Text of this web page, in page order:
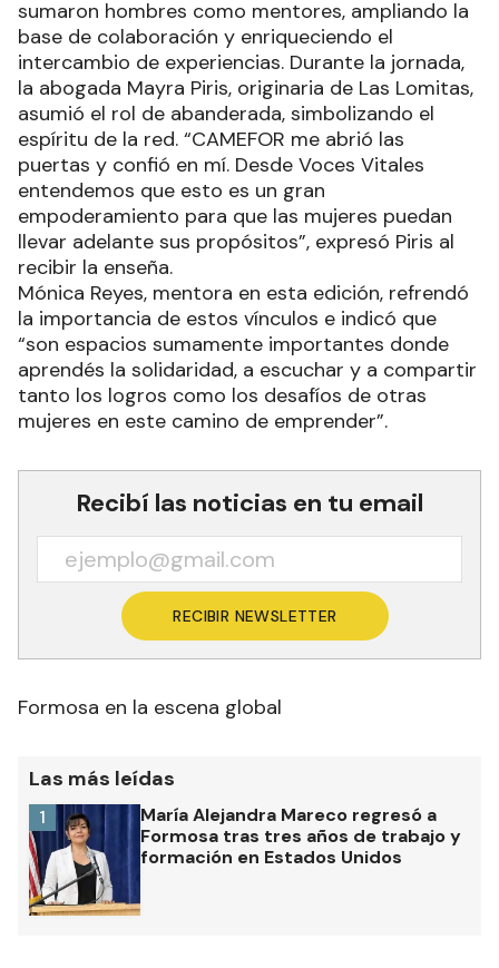
sumaron hombres como mentores, ampliando la
base de colaboración y enriqueciendo el
intercambio de experiencias. Durante la jornada,
la abogada Mayra Piris, originaria de Las Lomitas,
asumió el rol de abanderada, simbolizando el
espíritu de la red. “CAMEFOR me abrió las
puertas y confió en mí. Desde Voces Vitales
entendemos que esto es un gran
empoderamiento para que las mujeres puedan
llevar adelante sus propósitos”, expresó Piris al
recibir la enseña.
Mónica Reyes, mentora en esta edición, refrendó
la importancia de estos vínculos e indicó que
“son espacios sumamente importantes donde
aprendés la solidaridad, a escuchar y a compartir
tanto los logros como los desafíos de otras
mujeres en este camino de emprender”.
Recibí las noticias en tu email
RECIBIR NEWSLETTER
Formosa en la escena global
Las más leídas
María Alejandra Mareco regresó a
Formosa tras tres años de trabajo y
formación en Estados Unidos
1